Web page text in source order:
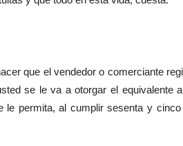
que el vendedor o comerciante
se le va a otorgar el equivalente
le permita, al cumplir sesenta y